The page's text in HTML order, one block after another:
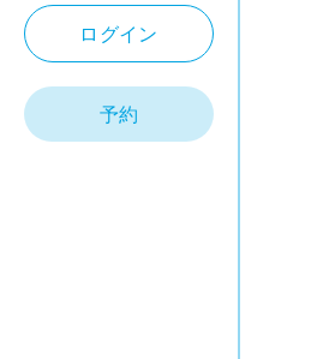
ログイン
予約